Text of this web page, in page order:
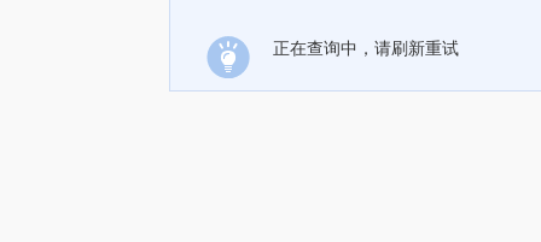
正在查询中，请刷新重试